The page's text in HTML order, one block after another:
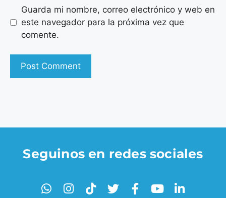
Guarda mi nombre, correo electrónico y web en
este navegador para la próxima vez que
comente.
Seguinos en redes sociales